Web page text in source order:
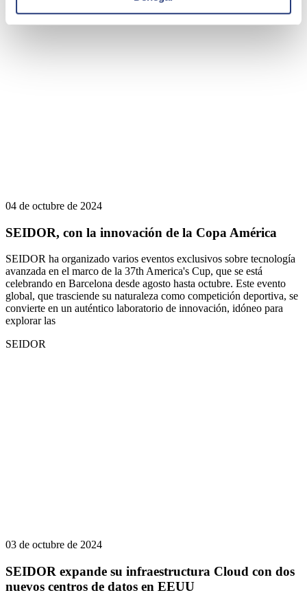
04 de octubre de 2024
SEIDOR, con la innovación de la Copa América
SEIDOR ha organizado varios eventos exclusivos sobre tecnología
avanzada en el marco de la 37th America's Cup, que se está
celebrando en Barcelona desde agosto hasta octubre. Este evento
global, que trasciende su naturaleza como competición deportiva, se
convierte en un auténtico laboratorio de innovación, idóneo para
explorar las
SEIDOR
03 de octubre de 2024
SEIDOR expande su infraestructura Cloud con dos
nuevos centros de datos en EEUU